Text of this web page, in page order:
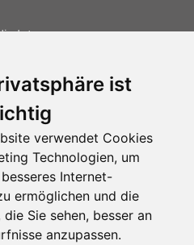
ist
verwendet Cookies
Technologien, um
Internet-
ermöglichen und die
die Sie sehen, besser an
anzupassen.
Interessen
die Anerkennung